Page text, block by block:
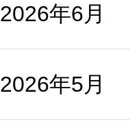
2026年6月
2026年5月